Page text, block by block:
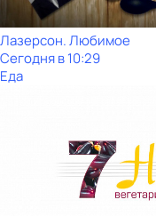
Лазерсон. Любимое
Сегодня в 10:29
Еда